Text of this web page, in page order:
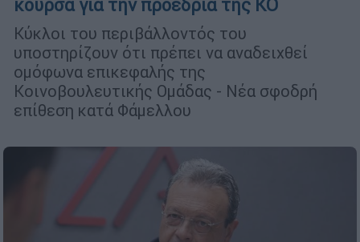
κούρσα για την προεδρία της ΚΟ
Κύκλοι του περιβάλλοντός του
υποστηρίζουν ότι πρέπει να αναδειχθεί
ομόφωνα επικεφαλής της
Κοινοβουλευτικής Ομάδας - Νέα σφοδρή
επίθεση κατά Φάμελλου